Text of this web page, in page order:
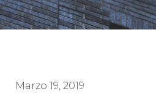
Marzo 19, 2019